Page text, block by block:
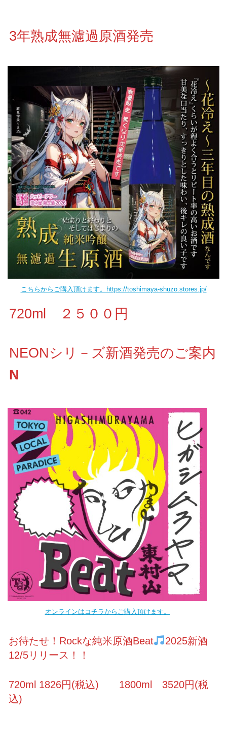
3年熟成無濾過原酒発売
こちらからご購入頂けます。https://toshimaya-shuzo.stores.jp/
720ml ２５００円
NEONシリ－ズ新酒発売のご案内
N
オンラインはコチラからご購入頂けます。
お待たせ！Rockな純米原酒Beat
2025新酒
12/5リリース！！
720ml 1826円(税込) 1800ml 3520円(税
込)